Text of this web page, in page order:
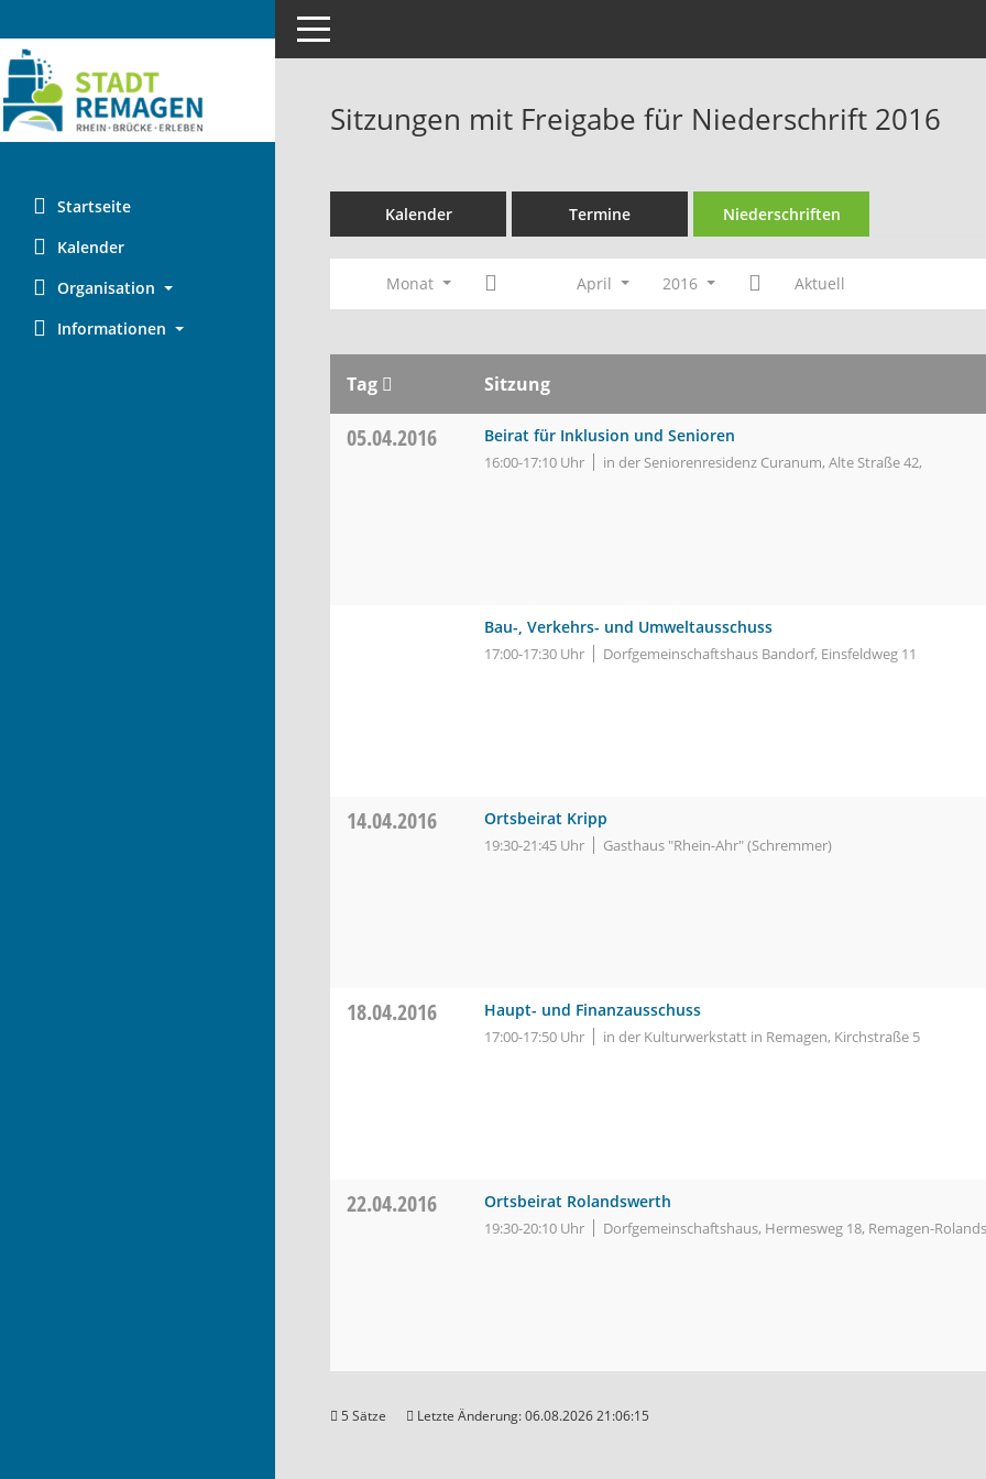
Startseite
Kalender
Organisation
Informationen
Toggle navigation
Sitzungen mit Freigabe für Niederschrift 2016
Kalender Termine Niederschriften
Monat April 2016 Aktuell
Tag Sitzung
05.04.2016 Beirat für Inklusion und Senioren
16:00-17:10 Uhr in der Seniorenresidenz Curanum, Alte Straße 42,
Bau-, Verkehrs- und Umweltausschuss
17:00-17:30 Uhr Dorfgemeinschaftshaus Bandorf, Einsfeldweg 11
14.04.2016 Ortsbeirat Kripp
19:30-21:45 Uhr Gasthaus "Rhein-Ahr" (Schremmer)
18.04.2016 Haupt- und Finanzausschuss
17:00-17:50 Uhr in der Kulturwerkstatt in Remagen, Kirchstraße 5
22.04.2016 Ortsbeirat Rolandswerth
19:30-20:10 Uhr Dorfgemeinschaftshaus, Hermesweg 18, Remagen-
5 Sätze Letzte Änderung: 06.08.2026 21:06:15